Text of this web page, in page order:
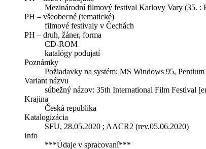
Mezinárodní filmový festival Karlovy Vary (35. :
PH – všeobecné (tematické)
filmové festivaly v Čechách
PH – druh, žáner, forma
CD-ROM
katalógy podujatí
Poznámky
Požiadavky na systém: MS Windows 95,
Variant názvu
súbežný názov: 35th International Film Festival
Krajina
Česká republika
Katalogizácia
SFU, 28.05.2020 ; AACR2 (rev.05.06.2020)
Info
***Údaje v spracovaní***